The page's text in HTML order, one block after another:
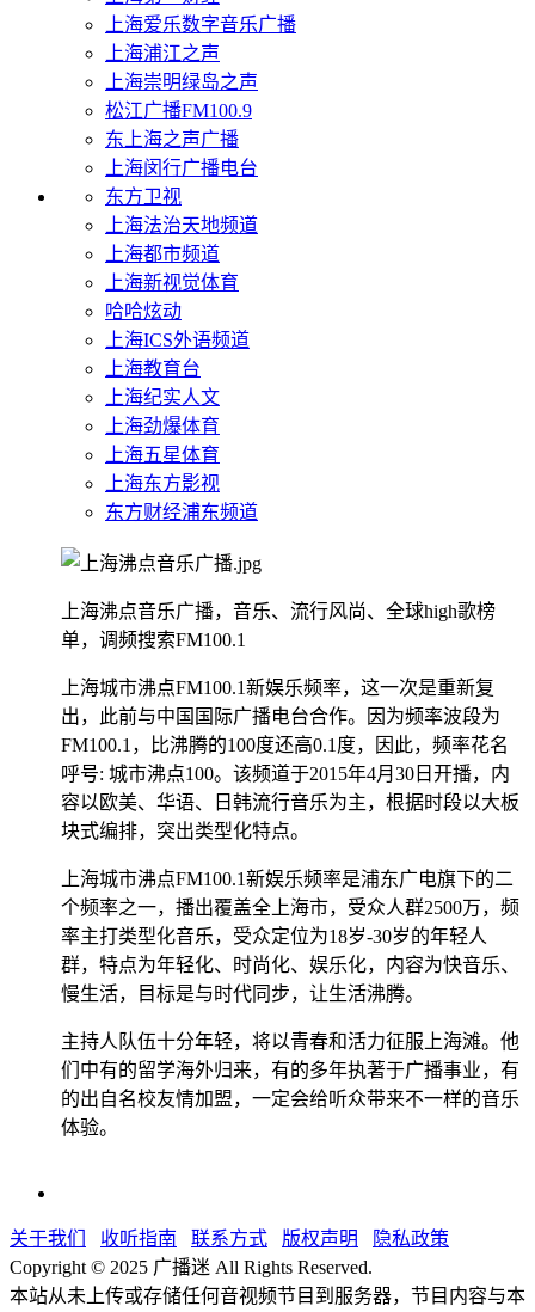
上海爱乐数字音乐广播
上海浦江之声
上海崇明绿岛之声
松江广播FM100.9
东上海之声广播
上海闵行广播电台
东方卫视
上海法治天地频道
上海都市频道
上海新视觉体育
哈哈炫动
上海ICS外语频道
上海教育台
上海纪实人文
上海劲爆体育
上海五星体育
上海东方影视
东方财经浦东频道
上海沸点音乐广播，音乐、流行风尚、全球high歌榜
单，调频搜索FM100.1
上海城市沸点FM100.1新娱乐频率，这一次是重新复
出，此前与中国国际广播电台合作。因为频率波段为
FM100.1，比沸腾的100度还高0.1度，因此，频率花名
呼号: 城市沸点100。该频道于2015年4月30日开播，内
容以欧美、华语、日韩流行音乐为主，根据时段以大板
块式编排，突出类型化特点。
上海城市沸点FM100.1新娱乐频率是浦东广电旗下的二
个频率之一，播出覆盖全上海市，受众人群2500万，频
率主打类型化音乐，受众定位为18岁-30岁的年轻人
群，特点为年轻化、时尚化、娱乐化，内容为快音乐、
慢生活，目标是与时代同步，让生活沸腾。
主持人队伍十分年轻，将以青春和活力征服上海滩。他
们中有的留学海外归来，有的多年执著于广播事业，有
的出自名校友情加盟，一定会给听众带来不一样的音乐
体验。
关于我们 收听指南 联系方式 版权声明
隐私政策
Copyright © 2025 广播迷 All Rights Reserved.
本站从未上传或存储任何音视频节目到服务器，节目内容与本